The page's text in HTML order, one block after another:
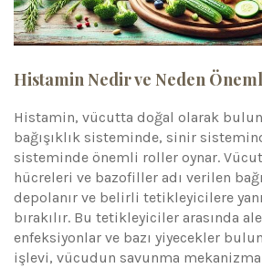
Histamin Nedir ve Neden
Histamin, vücutta doğal olarak
bağışıklık sisteminde, sinir
sisteminde önemli roller oynar.
hücreleri ve bazofiller adı verilen
depolanır ve belirli tetikleyicilere
bırakılır. Bu tetikleyiciler arasında
enfeksiyonlar ve bazı yiyecekler
işlevi, vücudun savunma